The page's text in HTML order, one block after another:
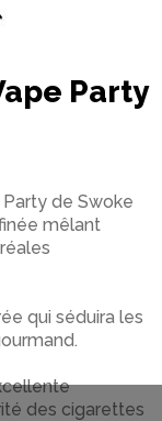
Party
de Swoke
mêlant
qui séduira les
des cigarettes